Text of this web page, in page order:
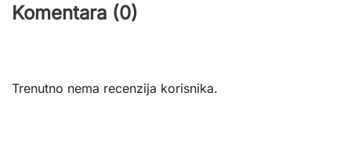
Komentara (0)
Trenutno nema recenzija korisnika.